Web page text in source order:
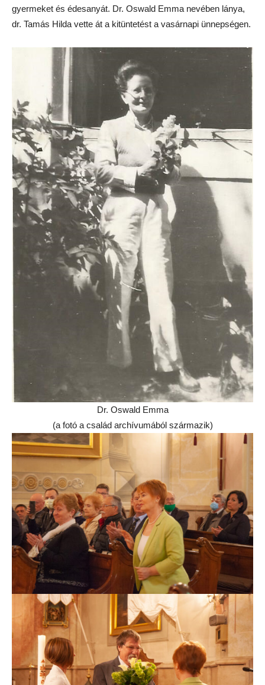
gyermeket és édesanyát. Dr. Oswald Emma nevében lánya,
dr. Tamás Hilda vette át a kitüntetést a vasárnapi ünnepségen.
Dr. Oswald Emma
(a fotó a család archívumából származik)